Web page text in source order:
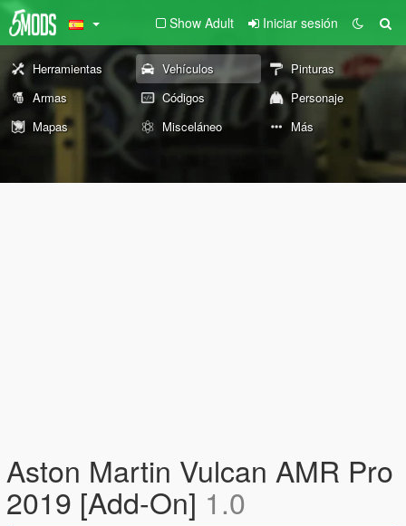
Show Adult Iniciar sesión
Herramientas Vehículos
Pinturas
Armas
Códigos
Personaje
Mapas
Misceláneo Más
Aston Martin Vulcan AMR Pro
2019 [Add-On] 1.0